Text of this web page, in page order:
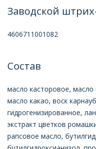
Заводской
4606711001082
Состав
масло касторовое,
масло какао, воск
гидрогенизированное,
экстракт цветков
рапсовое масло,